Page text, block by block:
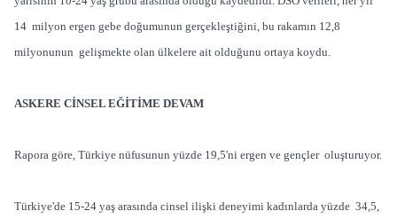
14 milyon ergen gebe doğumunun gerçekleştiğini, bu rakamın 12,8
milyonunun gelişmekte olan ülkelere ait olduğunu ortaya koydu.
ASKERE CİNSEL EĞİTİME DEVAM
Rapora göre, Türkiye nüfusunun yüzde 19,5'ni ergen ve gençler oluşturuyor.
Türkiye'de 15-24 yaş arasında cinsel ilişki deneyimi kadınlarda yüzde 34,5,